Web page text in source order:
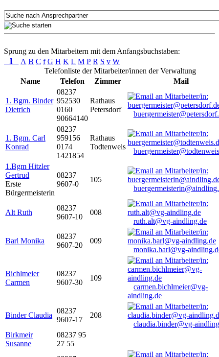
Sprung zu den Mitarbeitern mit dem Anfangsbuchstaben:
1 A B C f G H K L M P R S v W
Telefonliste der Mitarbeiter/innen der Verwaltung
Name
Telefon Zimmer Mail
1. Bgm. Binder
Dietrich
08237
952530
0160
90664140
Rathaus
Petersdorf
1. Bgm. Carl
Konrad
08237
959156
0174
1421854
Rathaus
Todtenweis
1.Bgm Hitzler
Gertrud
Erste
Bürgermeisterin
08237
9607-0
105
Alt Ruth
08237
9607-10
008
ruth.alt@vg-aindling.de
Barl Monika
08237
9607-20
009
monika.barl@vg-
Bichlmeier
Carmen
08237
9607-30
109
carmen.bichlmeier@vg-
aindling.de
Binder Claudia
08237
9607-17
208
claudia.binder@vg-
Birkmeir
Susanne
08237 95
27 55